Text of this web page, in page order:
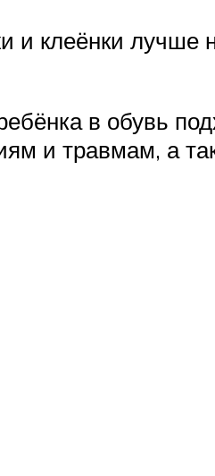
и клеёнки лучше
в обувь
и травмам, а